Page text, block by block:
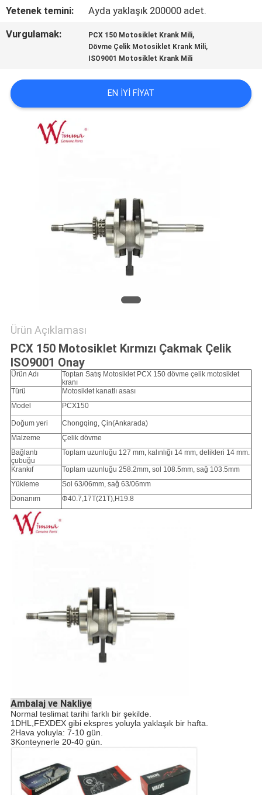
BIR
İNDIRIM
SITE
HARITASI
GIZLILIK
Yetenek temini:
Ayda yaklaşık 200000 adet.
Vurgulamak:
PCX 150 Motosiklet Krank Mili,
Dövme Çelik Motosiklet Krank Mili,
ISO9001 Motosiklet Krank Mili
EN IYI FIYAT
Ürün Açıklaması
PCX 150 Motosiklet Kırmızı Çakmak Çelik
ISO9001 Onay
Ürün Adı
Toptan Satış Motosiklet PCX 150 dövme çelik motosiklet
kranı
Türü
Motosiklet kanatlı asası
Model
PCX150
Doğum yeri Chongqing, Çin(Ankarada)
Malzeme
Çelik dövme
Bağlantı
çubuğu
Toplam uzunluğu 127 mm, kalınlığı 14 mm, delikleri 14 mm.
Krankıf
Toplam uzunluğu 258.2mm, sol 108.5mm, sağ 103.5mm
Yükleme
Sol 63/06mm, sağ 63/06mm
Donanım
Φ40.7,17T(21T),H19.8
Ambalaj ve Nakliye
Normal teslimat tarihi farklı bir şekilde.
1DHL,FEXDEX gibi ekspres yoluyla yaklaşık bir hafta.
2Hava yoluyla: 7-10 gün.
3Konteynerle 20-40 gün.